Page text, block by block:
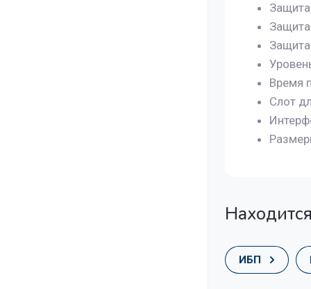
Защита
Время
Слот
ИБП